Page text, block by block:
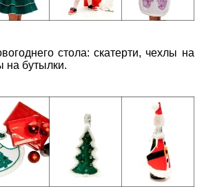
стола: скатерти, чехлы на
на бутылки.